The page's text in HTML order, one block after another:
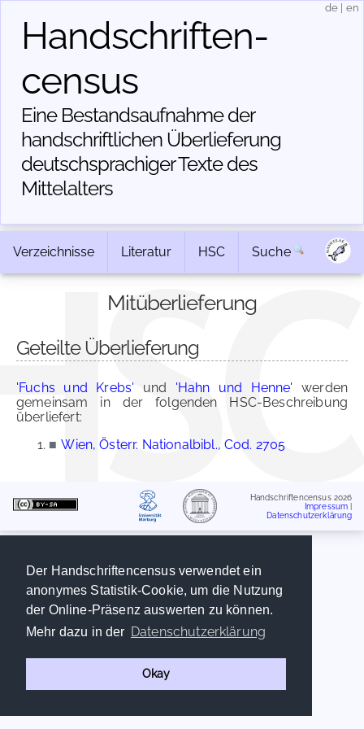
Der Handschriftencensus verwendet ein
anonymes Statistik-Cookie, um die Nutzung
der Online-Präsenz auswerten zu können.
Mehr dazu in der Datenschutzerklärung
Okay
Handschriften­
census
Eine Bestandsaufnahme der
handschriftlichen Über­lieferung
deutschsprachiger Texte des
Mittelalters
de en
Verzeichnisse Literatur HSC Suche
Mitüberlieferung
Geteilte Überlieferung
'Fuchs und Krebs' und 'Hahn und Henne' werden
gemeinsam in der folgenden HSC-Beschreibung
überliefert:
■ Wien, Österr. Nationalbibl., Cod. 2705
Handschriftencensus 2026
Impressum
Datenschutzerklärung